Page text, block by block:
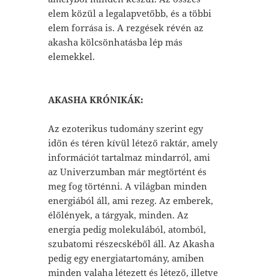
elem közül a legalapvetőbb, és a többi
elem forrása is. A rezgések révén az
akasha kölcsönhatásba lép más
elemekkel.
AKASHA KRÓNIKÁK:
Az ezoterikus tudomány szerint egy
időn és téren kívül létező raktár, amely
információt tartalmaz mindarról, ami
az Univerzumban már megtörtént és
meg fog történni. A világban minden
energiából áll, ami rezeg. Az emberek,
élőlények, a tárgyak, minden. Az
energia pedig molekulából, atomból,
szubatomi részecskéből áll. Az Akasha
pedig egy energiatartomány, amiben
minden valaha létezett és létező, illetve